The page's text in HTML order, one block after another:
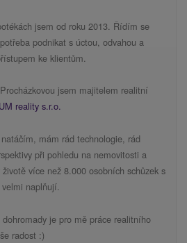
jsem od roku 2013. Řídím se
podnikat s úctou, odvahou a
ke klientům.
jsem majitelem realitní
reality s.r.o.
mám rád technologie, rád
při pohledu na nemovitosti a
více než 8.000 osobních schůzek s
naplňují.
je pro mě práce realitního
radost :)